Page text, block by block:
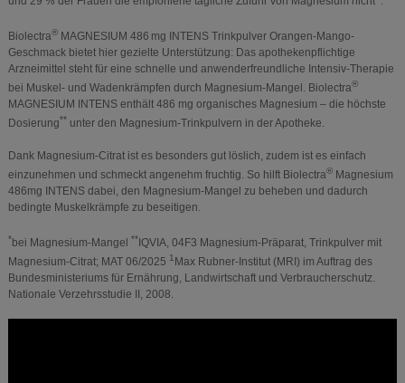
Biolectra®MAGNESIUM 486 mg INTENS Trinkpulver Orangen-Mango-
Geschmack bietet hier gezielte Unterstützung: Das apothekenpflichtige
Arzneimittel steht für eine schnelle und anwenderfreundliche Intensiv-Therapie
bei Muskel- und Wadenkrämpfen durch Magnesium-Mangel. Biolectra®
MAGNESIUM INTENS enthält 486 mg organisches Magnesium – die höchste
Dosierung** unter den Magnesium-Trinkpulvern in der Apotheke.
Dank Magnesium-Citrat ist es besonders gut löslich, zudem ist es einfach
einzunehmen und schmeckt angenehm fruchtig. So hilft Biolectra®Magnesium
486mg INTENS dabei, den Magnesium-Mangel zu beheben und dadurch
bedingte Muskelkrämpfe zu beseitigen.
*bei Magnesium-Mangel ** IQVIA, 04F3 Magnesium-Präparat, Trinkpulver mit
Magnesium-Citrat; MAT 06/2025 1 Max Rubner-Institut (MRI) im Auftrag des
Bundesministeriums für Ernährung, Landwirtschaft und Verbraucherschutz.
Nationale Verzehrsstudie II, 2008.